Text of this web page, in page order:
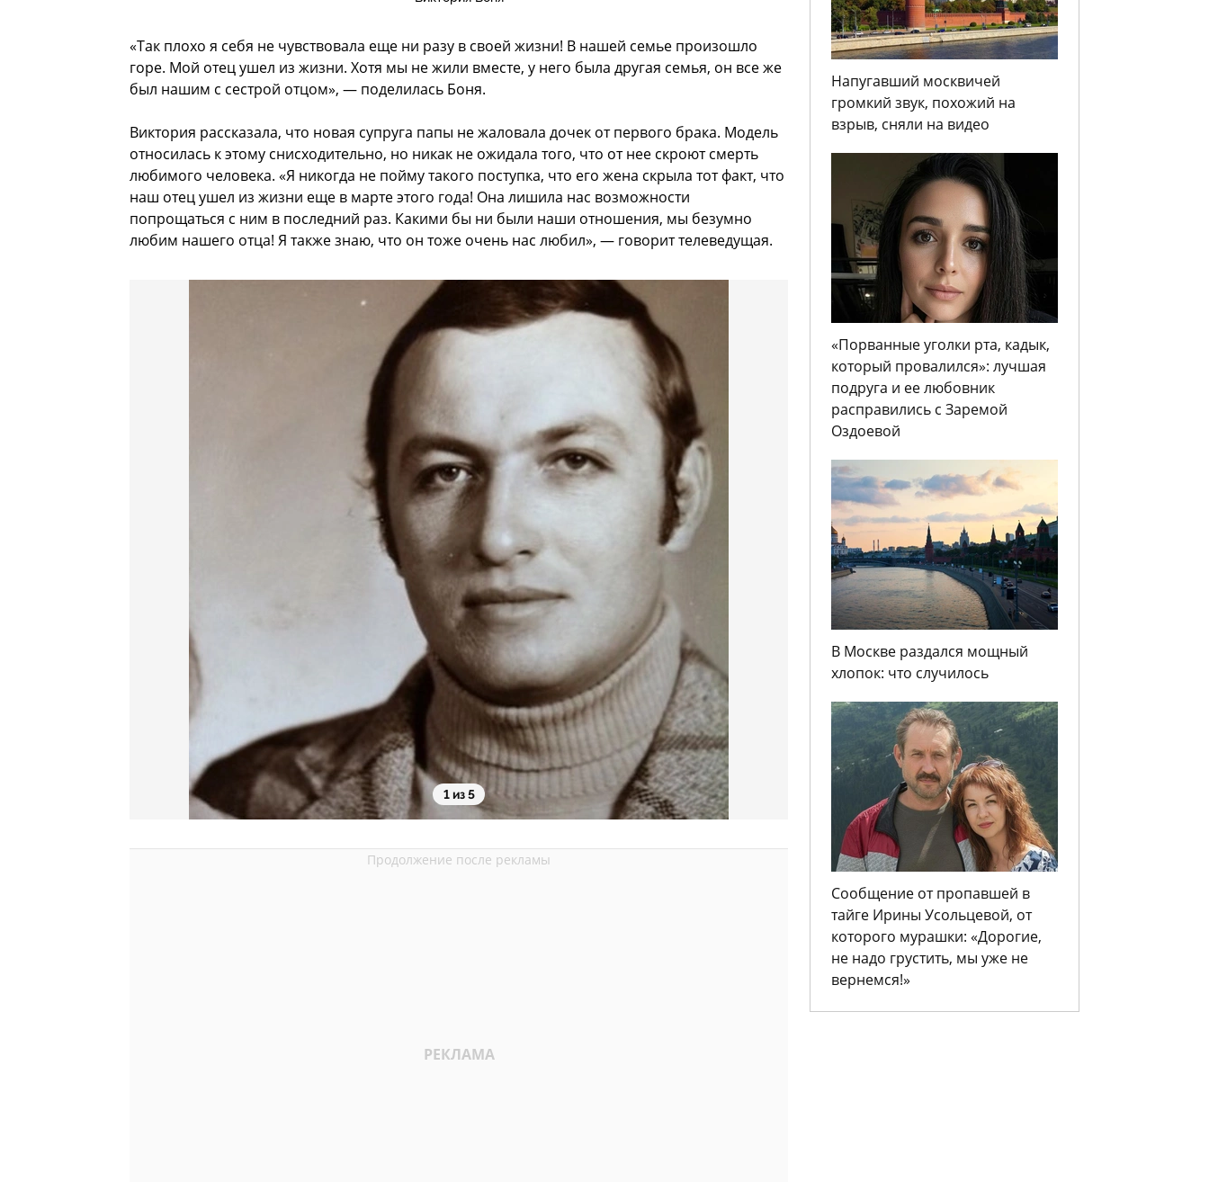
«Так плохо я себя не чувствовала еще ни разу в своей жизни! В нашей семье произошло
горе. Мой отец ушел из жизни. Хотя мы не жили вместе, у него была другая семья, он все же
был нашим с сестрой отцом», — поделилась Боня.
Виктория рассказала, что новая супруга папы не жаловала дочек от первого брака. Модель
относилась к этому снисходительно, но никак не ожидала того, что от нее скроют смерть
любимого человека. «Я никогда не пойму такого поступка, что его жена скрыла тот факт, что
наш отец ушел из жизни еще в марте этого года! Она лишила нас возможности
попрощаться с ним в последний раз. Какими бы ни были наши отношения, мы безумно
любим нашего отца! Я также знаю, что он тоже очень нас любил», — говорит телеведущая.
1 из 5
Напугавший москвичей
громкий звук, похожий на
взрыв, сняли на видео
«Порванные уголки рта, кадык,
который провалился»: лучшая
подруга и ее любовник
расправились с Заремой
Оздоевой
В Москве раздался мощный
хлопок: что случилось
Сообщение от пропавшей в
тайге Ирины Усольцевой, от
которого мурашки: «Дорогие,
не надо грустить, мы уже не
вернемся!»